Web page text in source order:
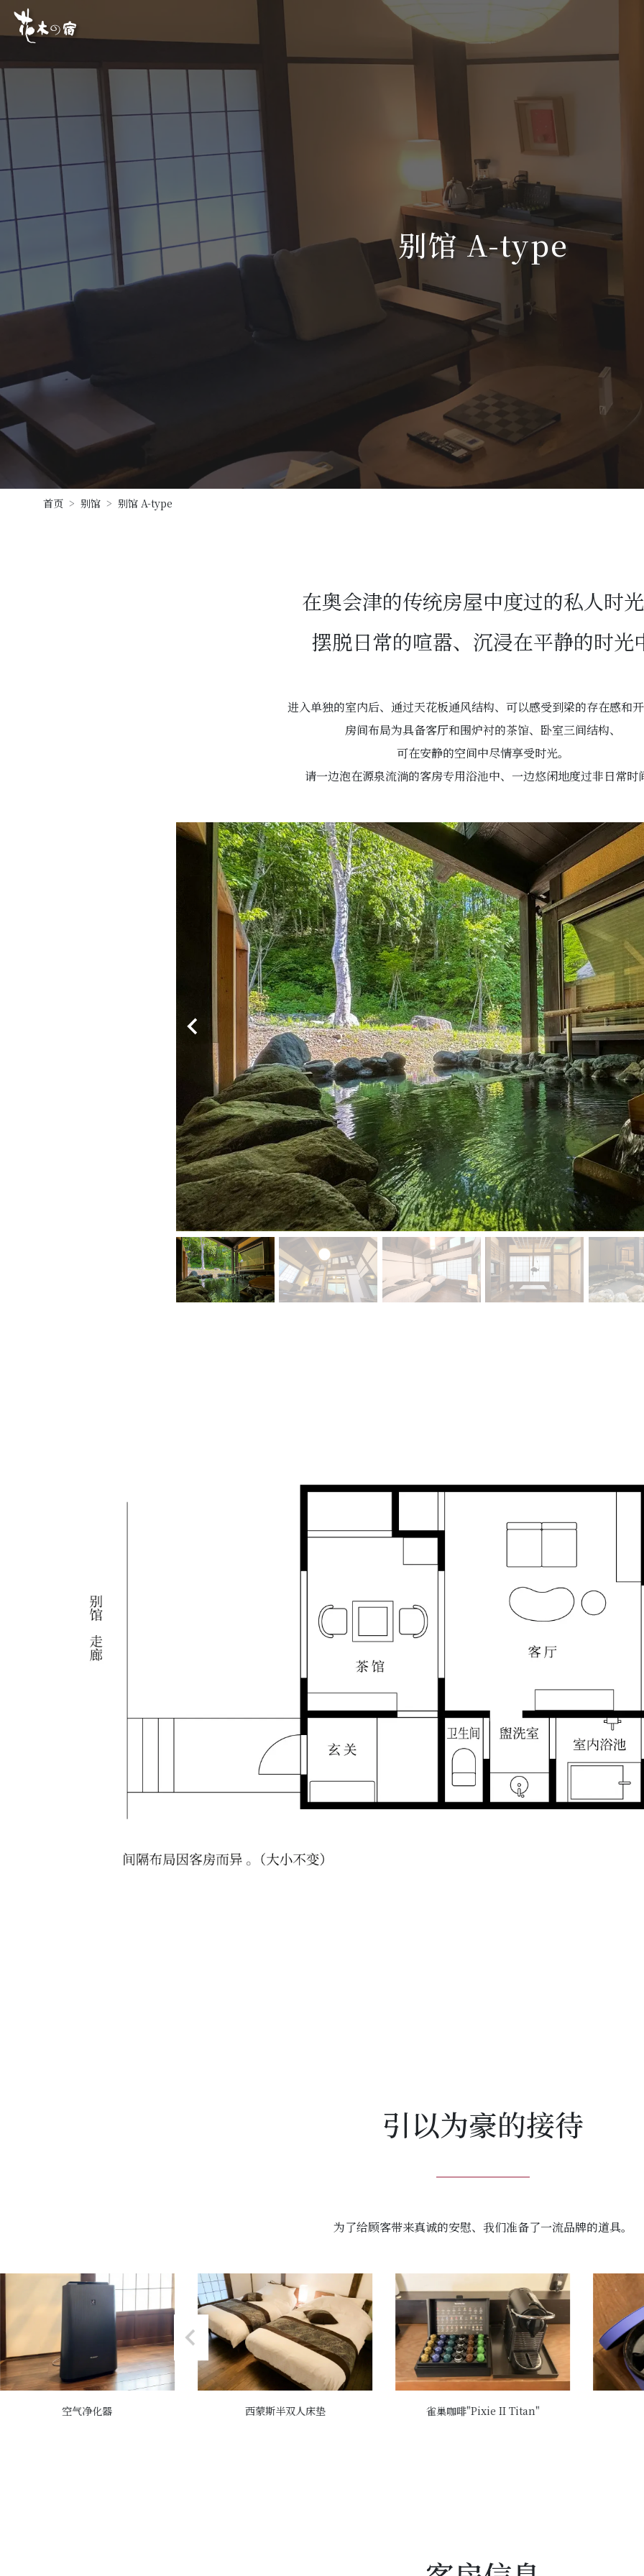
别馆 A-type
首页 别馆 别馆 A-type
在奥会津的传统房屋中度过的私人时
摆脱日常的喧嚣、沉浸在平静的时光
进入单独的室内后、通过天花板通风结构、可以感受到梁的存在感和
房间布局为具备客厅和围炉衬的茶馆、卧室三间结构、
可在安静的空间中尽情享受时光。
请一边泡在源泉流淌的客房专用浴池中、一边悠闲地度过非日常时
引以为豪的接待
为了给顾客带来真诚的安慰、我们准备了一流品牌的道具。
空气净化器 西蒙斯半双人床垫 雀巢咖啡"Pixie II Titan"